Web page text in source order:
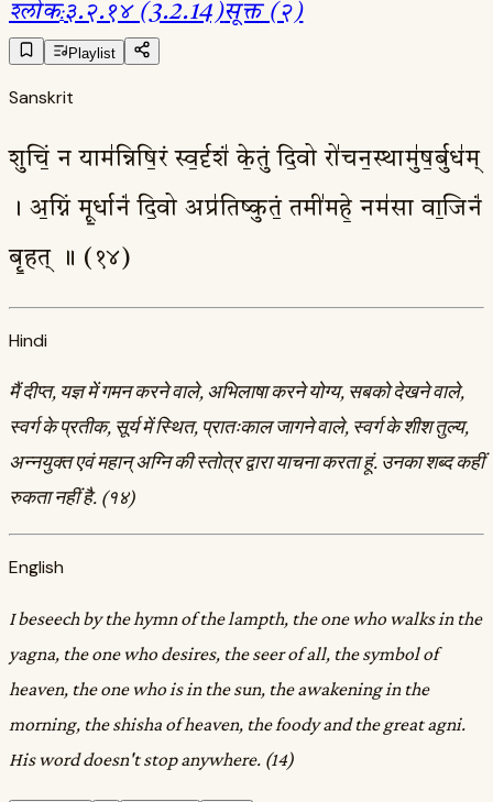
श्लोक:३.२.१४ (3.2.14)सूक्त (२)
Playlist
Sanskrit
शुचिं॒ न याम॑न्निषि॒रं स्व॒र्दृशं॑ के॒तुं दि॒वो रो॑चन॒स्थामु॑ष॒र्बुध॑म्
। अ॒ग्निं मू॒र्धानं॑ दि॒वो अप्र॑तिष्कुतं॒ तमी॑महे॒ नम॑सा वा॒जिनं॑
बृ॒हत् ॥ (१४)
Hindi
मैं दीप्त, यज्ञ में गमन करने वाले, अभिलाषा करने योग्य, सबको देखने वाले,
स्वर्ग के प्रतीक, सूर्य में स्थित, प्रातःकाल जागने वाले, स्वर्ग के शीश तुल्य,
अन्नयुक्त एवं महान्‌ अग्नि की स्तोत्र द्वारा याचना करता हूं. उनका शब्द कहीं
रुकता नहीं है. (१४)
English
I beseech by the hymn of the lampth, the one who walks in the
yagna, the one who desires, the seer of all, the symbol of
heaven, the one who is in the sun, the awakening in the
morning, the shisha of heaven, the foody and the great agni.
His word doesn't stop anywhere. (14)